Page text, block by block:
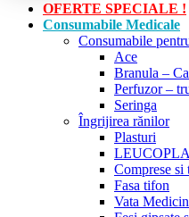
OFERTE SPECIALE !
Consumabile Medicale
Consumabile
Ace
Branula –
Perfuzor –
Seringa
Îngrijirea rănilor
Plasturi
Comprese si
Fasa tifon
Vata